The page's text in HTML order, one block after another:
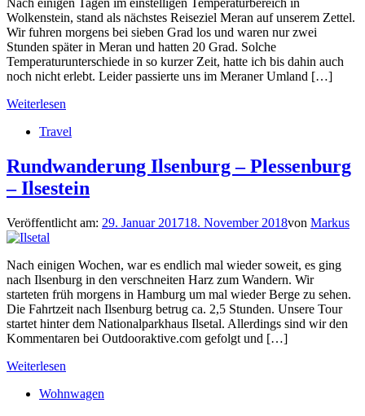
Nach einigen Tagen im einstelligen Temperaturbereich in
Wolkenstein, stand als nächstes Reiseziel Meran auf unserem Zettel.
Wir fuhren morgens bei sieben Grad los und waren nur zwei
Stunden später in Meran und hatten 20 Grad. Solche
Temperaturunterschiede in so kurzer Zeit, hatte ich bis dahin auch
noch nicht erlebt. Leider passierte uns im Meraner Umland […]
Weiterlesen
Travel
Rundwanderung Ilsenburg – Plessenburg
– Ilsestein
Veröffentlicht am: 29. Januar 201718. November 2018von Markus
Nach einigen Wochen, war es endlich mal wieder soweit, es ging
nach Ilsenburg in den verschneiten Harz zum Wandern. Wir
starteten früh morgens in Hamburg um mal wieder Berge zu sehen.
Die Fahrtzeit nach Ilsenburg betrug ca. 2,5 Stunden. Unsere Tour
startet hinter dem Nationalparkhaus Ilsetal. Allerdings sind wir den
Kommentaren bei Outdooraktive.com gefolgt und […]
Weiterlesen
Wohnwagen